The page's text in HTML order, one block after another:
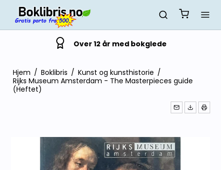
Over 12 år med bokglede
Hjem / Boklibris / Kunst og kunsthistorie /
Rijks Museum Amsterdam - The Masterpieces guide
(Heftet)